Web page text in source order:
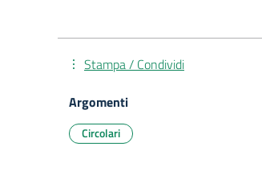
Stampa / Condividi
Argomenti
Circolari